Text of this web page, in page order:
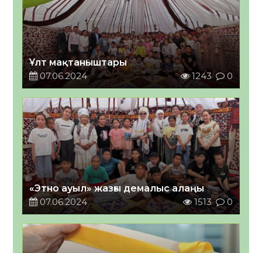
Ұлт мақтаныштары
07.06.2024
1243 0
«Этно ауыл» жазғы демалыс алаңы
07.06.2024
1513 0